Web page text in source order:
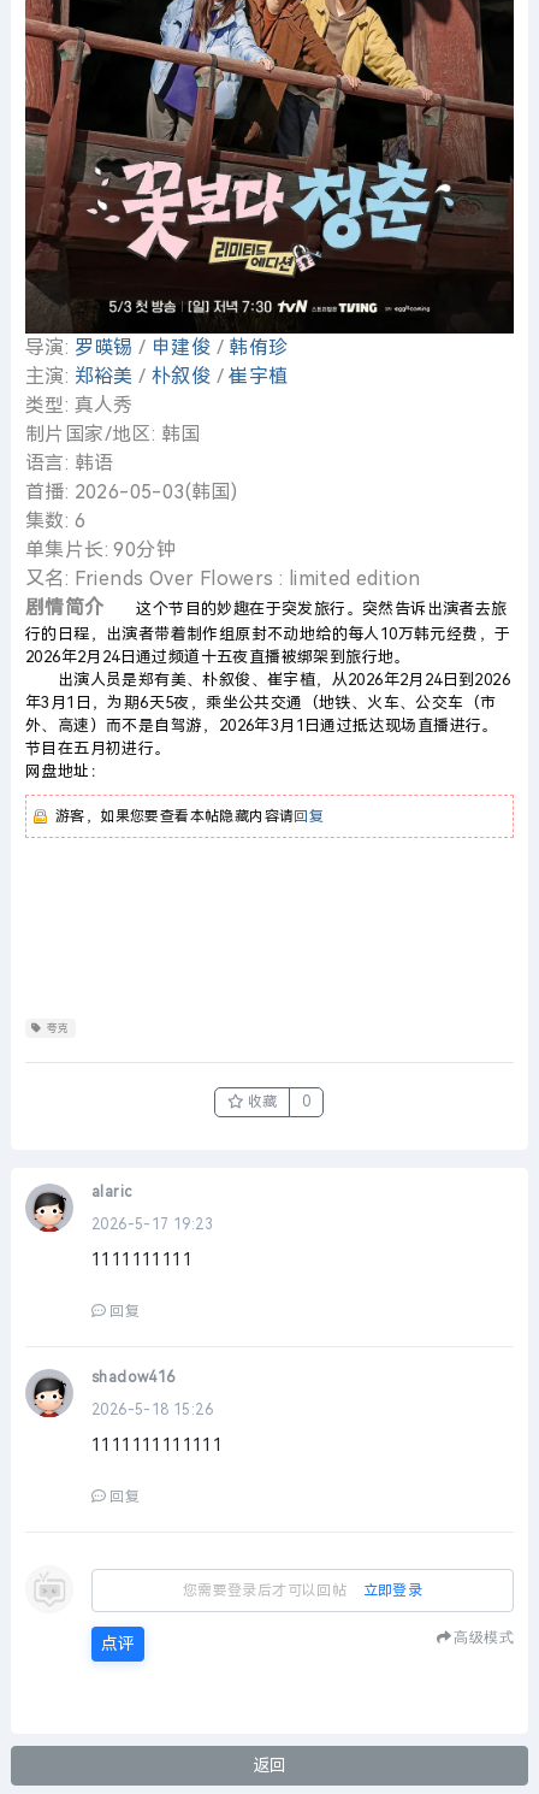
导演: 罗暎锡 / 申建俊 / 韩侑珍
主演: 郑裕美 / 朴叙俊 /崔宇植
类型: 真人秀
制片国家/地区: 韩国
语言: 韩语
首播: 2026-05-03(韩国)
集数: 6
单集片长: 90分钟
又名: Friends Over Flowers : limited edition
剧情简介 这个节目的妙趣在于突发旅行。突然告诉出演者去旅
行的日程，出演者带着制作组原封不动地给的每人10万韩元经费，于
2026年2月24日通过频道十五夜直播被绑架到旅行地。
出演人员是郑有美、朴叙俊、崔宇植，从2026年2月24日到2026
年3月1日，为期6天5夜，乘坐公共交通（地铁、火车、公交车（市
外、高速）而不是自驾游，2026年3月1日通过抵达现场直播进行。
节目在五月初进行。
网盘地址：
游客，如果您要查看本帖隐藏内容请回复
夸克
收藏 0
alaric
2026-5-17 19:23
1111111111
回复
shadow416
2026-5-18 15:26
1111111111111
回复
您需要登录后才可以回帖 立即登录
点评 高级模式
返回